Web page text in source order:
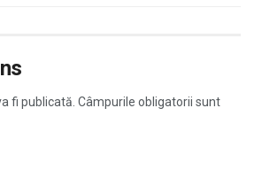
fi publicată. Câmpurile obligatorii sunt